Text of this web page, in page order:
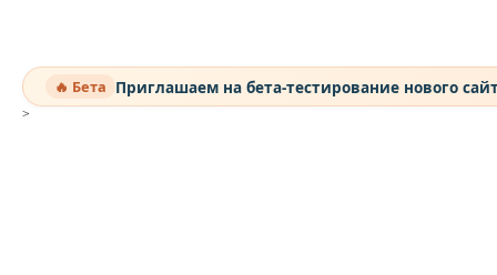
🔥 Бета Приглашаем на бета-тестирование нового
>